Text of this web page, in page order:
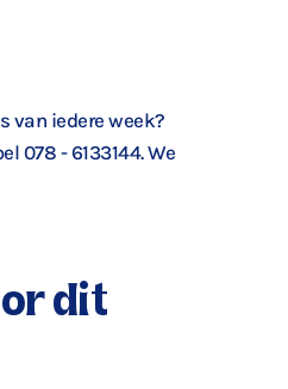
van iedere week?
078 - 6133144. We
dit